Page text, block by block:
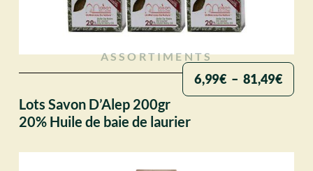
ASSORTIMENTS
6,99€ – 81,49€
Lots Savon D’Alep 200gr
20% Huile de baie de laurier